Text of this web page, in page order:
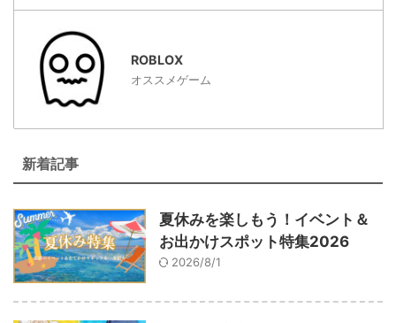
ROBLOX
オススメゲーム
新着記事
夏休みを楽しもう！イベント＆
お出かけスポット特集2026
2026/8/1